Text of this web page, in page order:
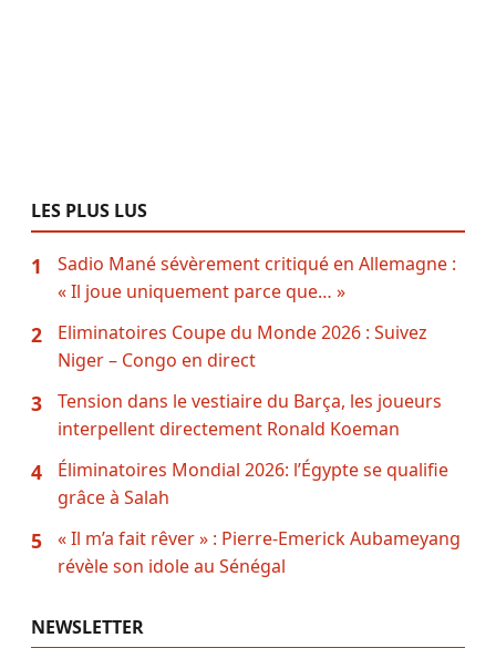
LES PLUS LUS
1
Sadio Mané sévèrement critiqué en Allemagne :
« Il joue uniquement parce que… »
2
Eliminatoires Coupe du Monde 2026 : Suivez
Niger – Congo en direct
3
Tension dans le vestiaire du Barça, les joueurs
interpellent directement Ronald Koeman
4
Éliminatoires Mondial 2026: l’Égypte se qualifie
grâce à Salah
5
« Il m’a fait rêver » : Pierre-Emerick Aubameyang
révèle son idole au Sénégal
NEWSLETTER